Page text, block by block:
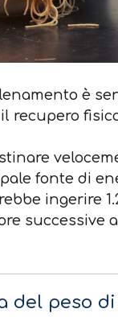
è
recupero
fonte di
ingerire
successive
del peso di